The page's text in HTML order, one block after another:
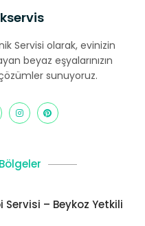
Servisi olarak, evinizin
beyaz eşyalarınızın
sunuyoruz.
– Beykoz Yetkili